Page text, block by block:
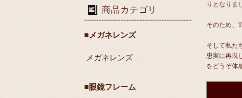
りとなりま
そのため、
そして私た
忠実に再現
をどうぞ体
商品カテゴリ
■メガネレンズ
メガネレンズ
■眼鏡フレーム